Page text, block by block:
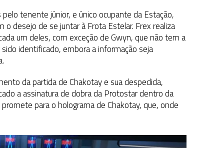
tenente júnior, e único ocupante da Estação,
o desejo de se juntar à Frota Estelar. Frex realiza
um deles, com exceção de Gwyn, que não tem a
identificado, embora a informação seja
da partida de Chakotay e sua despedida,
a assinatura de dobra da Protostar dentro da
para o holograma de Chakotay, que, onde